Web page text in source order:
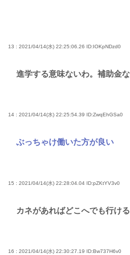
13 : 2021/04/14(水) 22:25:06.26 ID:IOKpNDzd0
進学する意味ないわ。補助金
14 : 2021/04/14(水) 22:25:54.39 ID:ZwqEhGSa0
ぶっちゃけ働いた方が良い
15 : 2021/04/14(水) 22:28:04.04 ID:pZKtYV3v0
カネがあればどこへでも行ける
16 : 2021/04/14(水) 22:30:27.19 ID:Bw737H6v0